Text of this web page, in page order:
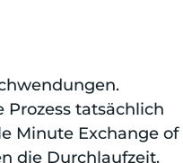
Prozess tatsächlich
Minute Exchange of
die Durchlaufzeit.